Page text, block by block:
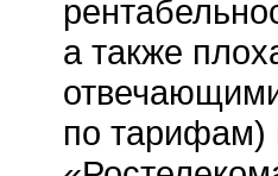
а также
по тарифам)